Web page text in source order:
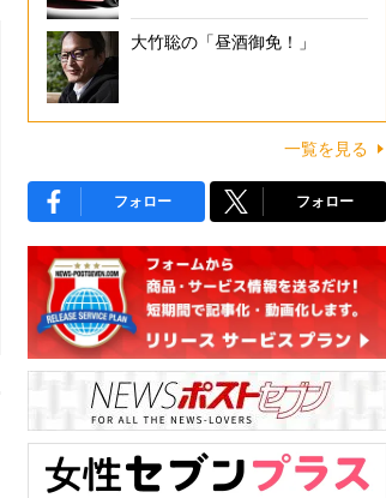
大竹聡の「昼酒御免！」
一覧を見る
フォロー フォロー